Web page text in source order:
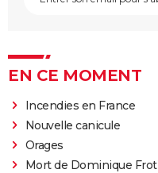
EN CE MOMENT
Incendies en France
Nouvelle canicule
Orages
Mort de Dominique Frot